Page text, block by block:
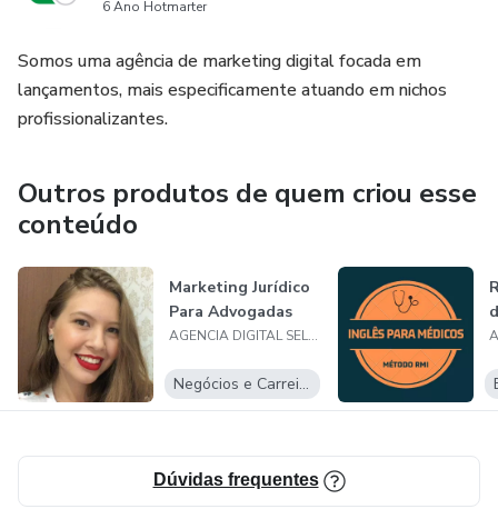
trabalhar para alcançar resultados advindos de seus
trabalhos pessoais.
6 Ano Hotmarter
Somos uma agência de marketing digital focada em
lançamentos, mais especificamente atuando em nichos
profissionalizantes.
Outros produtos de quem criou esse
conteúdo
Marketing Jurídico
Para Advogadas
AGENCIA DIGITAL SELLING LTDA
Negócios e Carreira
Dúvidas frequentes